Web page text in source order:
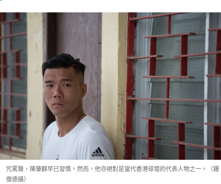
咒罵聲，陳肇麒早已習慣。然而，他亦絕對是當代香港球壇的代表人物之一。（鍾
偉德攝）